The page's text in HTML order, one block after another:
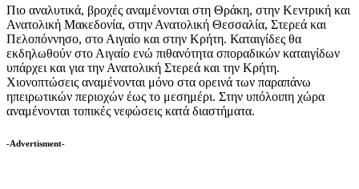
Πιο αναλυτικά, βροχές αναμένονται στη Θράκη, στην Κεντρική και
Ανατολική Μακεδονία, στην Ανατολική Θεσσαλία, Στερεά και
Πελοπόννησο, στο Αιγαίο και στην Κρήτη. Καταιγίδες θα
εκδηλωθούν στο Αιγαίο ενώ πιθανότητα σποραδικών καταιγίδων
υπάρχει και για την Ανατολική Στερεά και την Κρήτη.
Χιονοπτώσεις αναμένονται μόνο στα ορεινά των παραπάνω
ηπειρωτικών περιοχών έως το μεσημέρι. Στην υπόλοιπη χώρα
αναμένονται τοπικές νεφώσεις κατά διαστήματα.
-Advertisment-